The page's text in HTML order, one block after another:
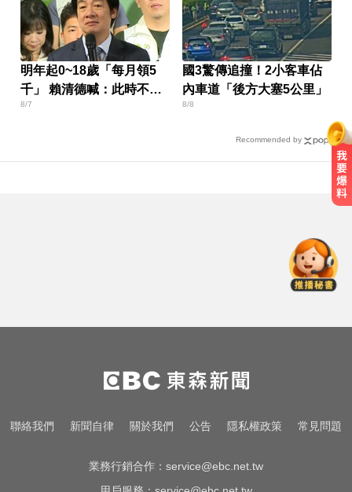
明年起0~18歲「每月領5
千」 賴清德喊：此時不生
待何時
8/7
國3驚傳追撞！2小客車佔
內車道「後方大塞5公里」
8/8
Recommended by
明：不排除民事求償
明年起0~18歲「每月領5千」 賴清
德喊：此時不生待何時
女藝人遭經紀人「車內侵犯」 錄音
聯絡我們 新聞自律 關於我們 公告 隱私權政策 常見問題
業務行銷合作： service@ebc.net.tw